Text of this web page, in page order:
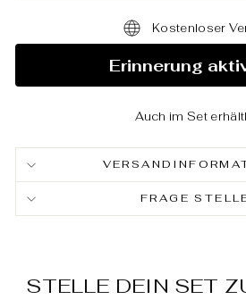
Kostenloser
Erinnerung
Auch im Set
FRAGE
STELLE DEIN SET